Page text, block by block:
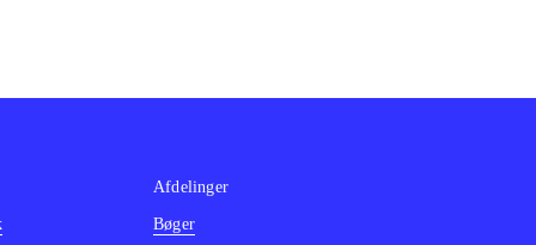
Afdelinger
Bøger